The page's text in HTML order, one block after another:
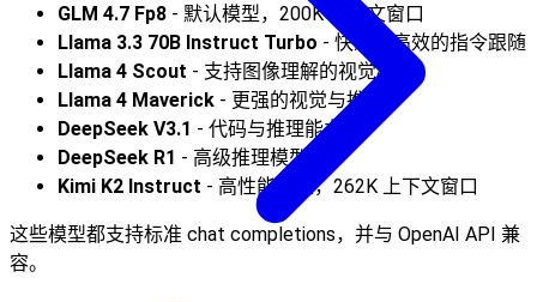
GLM 4.7 Fp8 - 默认模型，200K 上下文窗口
Llama 3.3 70B Instruct Turbo - 快速且高效的指令跟随
Llama 4 Scout - 支持图像理解的视觉模型
Llama 4 Maverick - 更强的视觉与推理
DeepSeek V3.1 - 代码与推理能力强
DeepSeek R1 - 高级推理模型
Kimi K2 Instruct - 高性能模型，262K 上下文窗口
这些模型都支持标准 chat completions，并与 OpenAI API 兼
容。